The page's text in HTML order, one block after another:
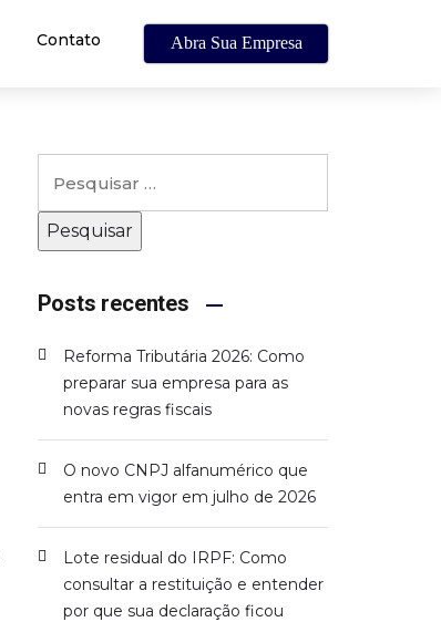
Contato Abra Sua Empresa
Posts recentes
Reforma Tributária 2026: Como
preparar sua empresa para as
novas regras fiscais
O novo CNPJ alfanumérico que
entra em vigor em julho de 2026
Lote residual do IRPF: Como
consultar a restituição e entender
por que sua declaração ficou